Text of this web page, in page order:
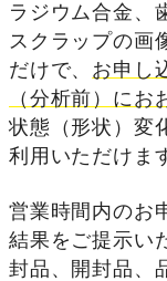
ラジウム合金、
スクラップの画
だけで、 お申し
（分析前）にお
状態（形状）変
利用いただけま
営業時間内のお
結果をご提示い
封品、開封品、